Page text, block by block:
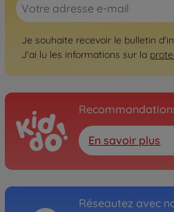
Je souhaite recevoir le bulletin
J'ai lu les informations sur la
En savoir plus
Réseautez avec